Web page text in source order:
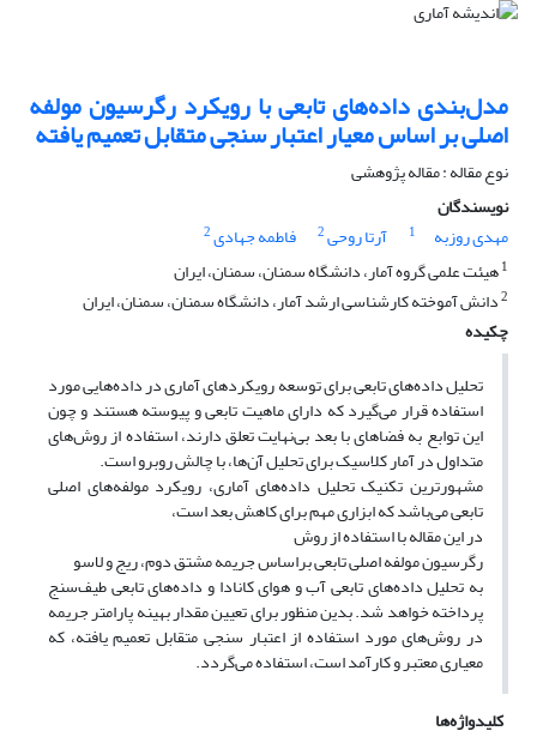
مدل‌بندی داده‌های تابعی با رویکرد رگرسیون مولفه
اصلی بر اساس معیار اعتبار سنجی متقابل تعمیم یافته
نوع مقاله : مقاله پژوهشی
نویسندگان
مهدی روزبه
1 آرتا روحی2 فاطمه جهادی2
1هیئت علمی گروه آمار، دانشگاه سمنان، سمنان، ایران
2دانش آموخته کارشناسی ارشد آمار، دانشگاه سمنان، سمنان، ایران
چکیده
تحلیل داده‌های تابعی برای توسعه رویکردهای آماری در داده‌هایی مورد
استفاده قرار می‌گیرد که دارای ماهیت تابعی و پیوسته هستند و چون
این توابع به فضاهای با بعد بی‌نهایت تعلق دارند، استفاده از روش‌های
متداول در آمار کلاسیک برای تحلیل آن‌ها، با چالش روبرو است.
مشهورترین تکنیک تحلیل داده‌های آماری، رویکرد مولفه‌های اصلی
تابعی می‌باشد که ابزاری مهم برای کاهش بعد است،
در این مقاله با استفاده از روش
رگرسیون مولفه اصلی تابعی براساس جریمه‌ مشتق دوم، ریج و لاسو
به تحلیل داده‌های تابعی آب و هوای کانادا و داده‌های تابعی طیف‌سنج
پرداخته خواهد شد. بدین منظور برای تعیین مقدار بهینه پارامتر جریمه
در روش‌های مورد استفاده از اعتبار سنجی متقابل تعمیم یافته‏‏، که
معیاری معتبر و کارآمد است‏، استفاده می‌گردد.
کلیدواژه‌ها